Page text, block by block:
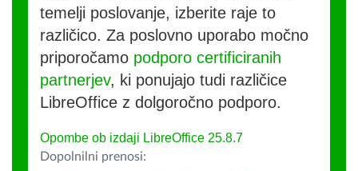
temelji poslovanje, izberite raje to
različico. Za poslovno uporabo močno
priporočamo podporo certificiranih
partnerjev, ki ponujajo tudi različice
LibreOffice z dolgoročno podporo.
Opombe ob izdaji LibreOffice 25.8.7
Dopolnilni prenosi: